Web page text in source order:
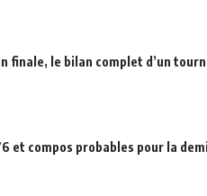
finale, le bilan complet d’un
et compos probables pour la